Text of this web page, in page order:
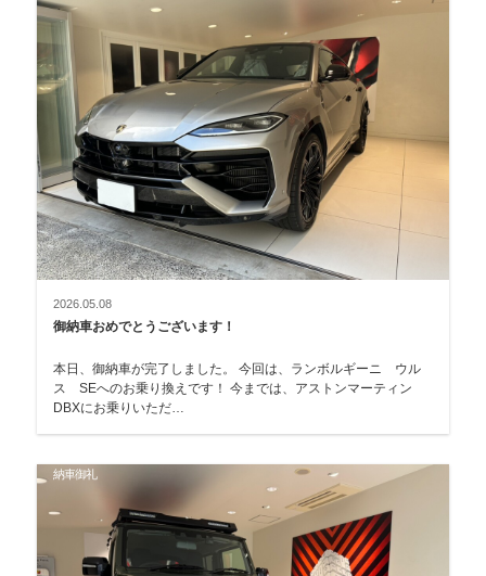
2026.05.08
御納車おめでとうございます！
本日、御納車が完了しました。 今回は、ランボルギーニ ウル
ス SEへのお乗り換えです！ 今までは、アストンマーティン
DBXにお乗りいただ…
納車御礼